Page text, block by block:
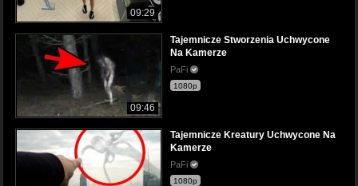
09:29
09:46
Tajemnicze Stworzenia Uchwycone
Na Kamerze
PaFi
1080p
Tajemnicze Kreatury Uchwycone Na
Kamerze
PaFi
1080p